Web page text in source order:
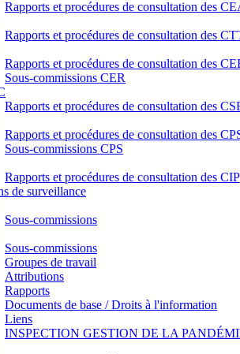
Rapports et procédures de consultation des
Rapports et procédures de consultation des
Rapports et procédures de consultation des
Sous-commissions CER
Rapports et procédures de consultation des
Rapports et procédures de consultation des
Sous-commissions CPS
Rapports et procédures de consultation des CIP
de surveillance
Sous-commissions
Sous-commissions
Groupes de travail
Attributions
Rapports
Documents de base / Droits à l'information
Liens
INSPECTION GESTION DE LA